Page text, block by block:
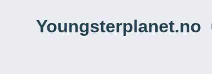
Youngsterplanet.no